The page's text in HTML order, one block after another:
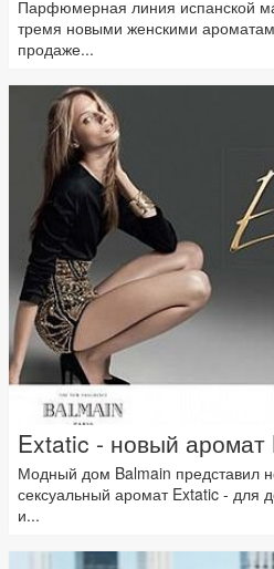
Парфюмерная линия испанской
тремя новыми женскими
продаже...
Extatic - новый аромат
Модный дом Balmain представил
сексуальный аромат Extatic - для
и...